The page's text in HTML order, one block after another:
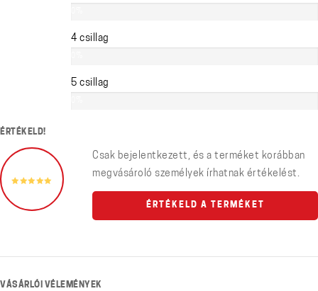
4 csillag
5 csillag
ÉRTÉKELD!
Csak bejelentkezett, és a terméket korábban
megvásároló személyek írhatnak értékelést.
ÉRTÉKELD A TERMÉKET
VÁSÁRLÓI VÉLEMÉNYEK